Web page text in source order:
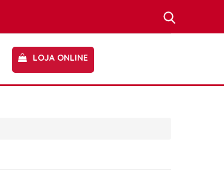
LOJA ONLINE